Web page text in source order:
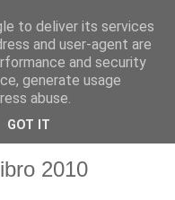
arti per condividere
2010
to deliver its services
and user-agent are
and security
generate usage
abuse.
GOT IT